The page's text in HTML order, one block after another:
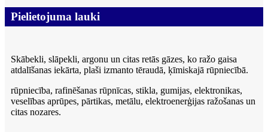
Pielietojuma lauki
Skābekli, slāpekli, argonu un citas retās gāzes, ko ražo gaisa
atdalīšanas iekārta, plaši izmanto tēraudā, ķīmiskajā rūpniecībā.
rūpniecība, rafinēšanas rūpnīcas, stikla, gumijas, elektronikas,
veselības aprūpes, pārtikas, metālu, elektroenerģijas ražošanas un
citas nozares.